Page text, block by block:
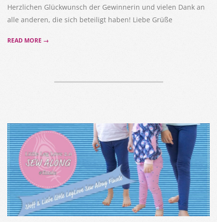
Herzlichen Glückwunsch der Gewinnerin und vielen Dank an
alle anderen, die sich beteiligt haben! Liebe Grüße
READ MORE →